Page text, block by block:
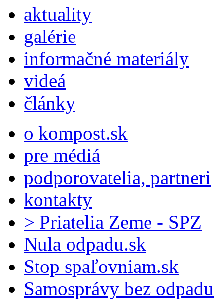
aktuality
galérie
informačné materiály
videá
články
o kompost.sk
pre médiá
podporovatelia, partneri
kontakty
> Priatelia Zeme - SPZ
Nula odpadu.sk
Stop spaľovniam.sk
Samosprávy bez odpadu